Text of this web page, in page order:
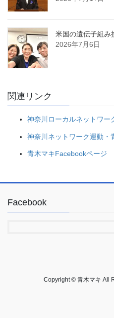
米国の遺伝子組み
2026年7月6日
関連リンク
神奈川ローカルネットワー
神奈川ネットワーク運動・
青木マキFacebookページ
Facebook
Copyright © 青木マキ All